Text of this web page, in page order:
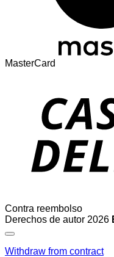
MasterCard
Contra reembolso
Derechos de autor 2026
Withdraw from contract